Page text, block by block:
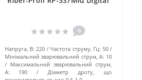
0
Напруга, В: 220 Частота струму, Гц: 50
Мінімальний зварювальний струм, А: 10
Максимальний зварювальний струм,
А:
190
Діаметр дроту, що